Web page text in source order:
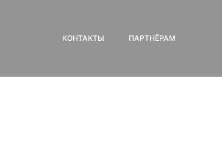
КОНТАКТЫ ПАРТНЁРАМ